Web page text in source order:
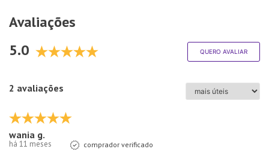
Avaliações
5.0
QUERO AVALIAR
2 avaliações
wania g.
há 11 meses comprador verificado